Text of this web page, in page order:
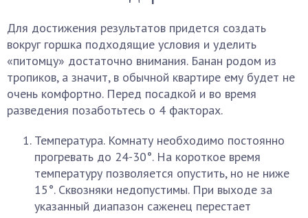
Для достижения результатов придется создать
вокруг горшка подходящие условия и уделить
«питомцу» достаточно внимания. Банан родом из
тропиков, а значит, в обычной квартире ему будет не
очень комфортно. Перед посадкой и во время
разведения позаботьтесь о 4 факторах.
Температура. Комнату необходимо постоянно
прогревать до 24-30°. На короткое время
температуру позволяется опустить, но не ниже
15°. Сквозняки недопустимы. При выходе за
указанный диапазон саженец перестает